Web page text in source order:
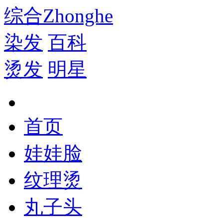
综合Zhonghe
染发 百科
烫发 明星
首页
娃娃脸
纹理烫
丸子头